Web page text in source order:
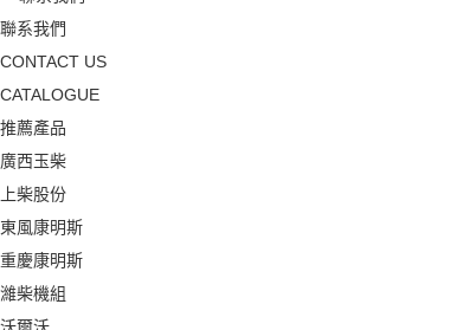
聯系我們
CONTACT US
CATALOGUE
推薦產品
廣西玉柴
上柴股份
東風康明斯
重慶康明斯
濰柴機組